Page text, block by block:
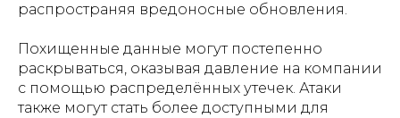
распространяя вредоносные обновления.
Похищенные данные могут постепенно
раскрываться, оказывая давление на компании
с помощью распределённых утечек. Атаки
также могут стать более доступными для